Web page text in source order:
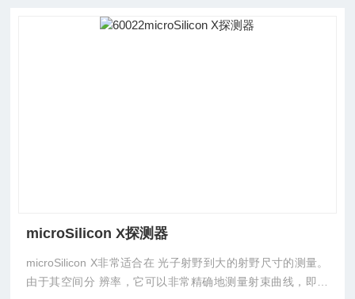
microSilicon X探测器
microSilicon X非常适合在 光子射野到大的射野尺寸的测量。
由于其空间分 辨率，它可以非常精确地测量射束曲线，即使